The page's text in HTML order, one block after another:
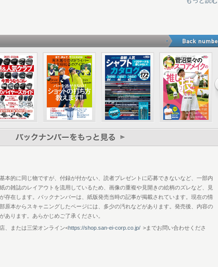
グ 52モデル
ル
選びと同じくらい大事 最新＆人気グリップカタログ
フト 基本とキーポイント
本的に同じ物ですが、付録が付かない、読者プレゼントに応募できないなど、一部内
の雑誌のレイアウトを流用しているため、画像の重複や見開きの絵柄のズレなど、見
存在します。バックナンバーは、紙版発売当時の記事が掲載されています。現在の情
原本からスキャニングしたページには、多少の汚れなどがあります。発売後、内容の
あります。あらかじめご了承ください。
、または三栄オンライン<https://shop.san-ei-corp.co.jp/ >までお問い合わせくださ